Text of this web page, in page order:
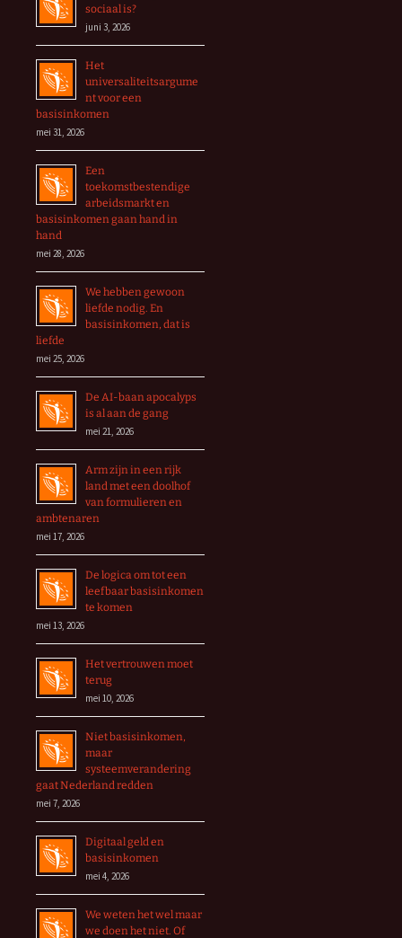
sociaal is?
juni 3, 2026
Het
universaliteitsargume
nt voor een
basisinkomen
mei 31, 2026
Een
toekomstbestendige
arbeidsmarkt en
basisinkomen gaan hand in
hand
mei 28, 2026
We hebben gewoon
liefde nodig. En
basisinkomen, dat is
liefde
mei 25, 2026
De AI-baan apocalyps
is al aan de gang
mei 21, 2026
Arm zijn in een rijk
land met een doolhof
van formulieren en
ambtenaren
mei 17, 2026
De logica om tot een
leefbaar basisinkomen
te komen
mei 13, 2026
Het vertrouwen moet
terug
mei 10, 2026
Niet basisinkomen,
maar
systeemverandering
gaat Nederland redden
mei 7, 2026
Digitaal geld en
basisinkomen
mei 4, 2026
We weten het wel maar
we doen het niet. Of